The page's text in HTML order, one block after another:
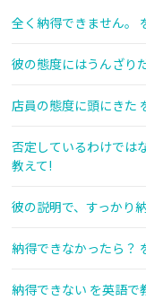
全く納得できません。
彼の態度にはうんざり
店員の態度に頭にきた
否定しているわけでは
教えて!
彼の説明で、すっかり
納得できなかったら？
納得できない を英語で